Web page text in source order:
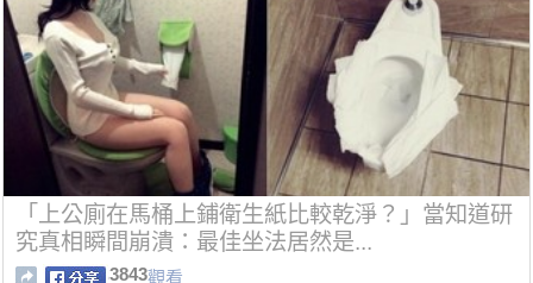
「上公廁在馬桶上鋪衛生紙比較乾淨？」當知道研
究真相瞬間崩潰：最佳坐法居然是...
3843觀看